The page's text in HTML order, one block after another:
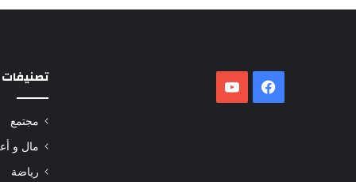
فيسبوك تصنيفات
مجتمع
مال و
رياضة